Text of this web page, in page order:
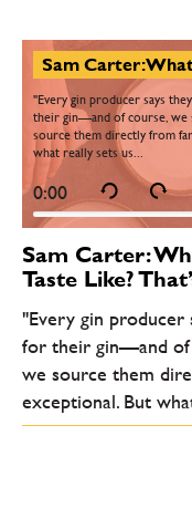
"Every gin producer says
their gin—and of course, we
source them directly from
what really sets us...
0:00
Sam Carter:
Taste Like?
"Every gin producer
for their gin—and of
we source them
exceptional. But